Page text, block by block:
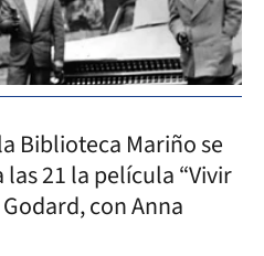
Biblioteca Mariño se
21 la película “Vivir
con Anna